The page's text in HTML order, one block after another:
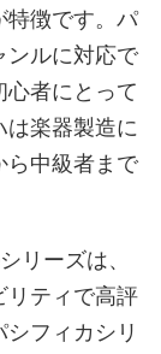
特徴です。パ
ンルに対応で
心者にとって
は楽器製造に
ら中級者まで
リーズは、
リティで高評
フィカシリ